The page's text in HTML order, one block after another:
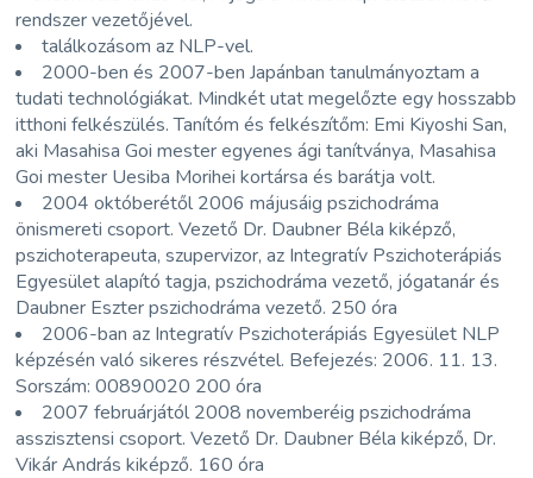
rendszer vezetőjével.
találkozásom az NLP-vel.
2000-ben és 2007-ben Japánban tanulmányoztam a
tudati technológiákat. Mindkét utat megelőzte egy hosszabb
itthoni felkészülés. Tanítóm és felkészítőm: Emi Kiyoshi San,
aki Masahisa Goi mester egyenes ági tanítványa, Masahisa
Goi mester Uesiba Morihei kortársa és barátja volt.
2004 októberétől 2006 májusáig pszichodráma
önismereti csoport. Vezető Dr. Daubner Béla kiképző,
pszichoterapeuta, szupervizor, az Integratív Pszichoterápiás
Egyesület alapító tagja, pszichodráma vezető, jógatanár és
Daubner Eszter pszichodráma vezető. 250 óra
2006-ban az Integratív Pszichoterápiás Egyesület NLP
képzésén való sikeres részvétel. Befejezés: 2006. 11. 13.
Sorszám: 00890020 200 óra
2007 februárjától 2008 novemberéig pszichodráma
asszisztensi csoport. Vezető Dr. Daubner Béla kiképző, Dr.
Vikár András kiképző. 160 óra